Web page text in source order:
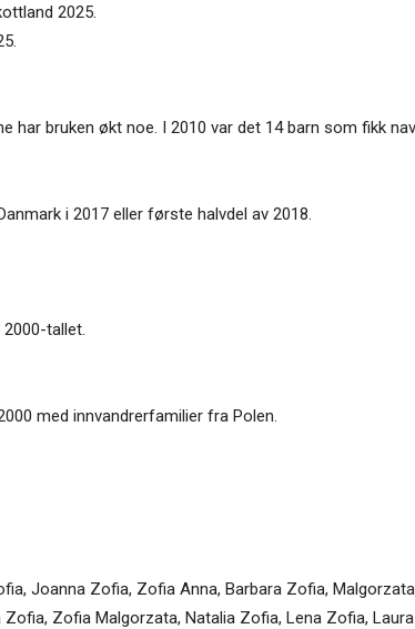
2025.
har bruken økt noe. I 2010 var det 14 barn som fikk
i 2017 eller første halvdel av 2018.
tallet.
med innvandrerfamilier fra Polen.
Joanna Zofia, Zofia Anna, Barbara Zofia,
Zofia Malgorzata, Natalia Zofia, Lena Zofia,